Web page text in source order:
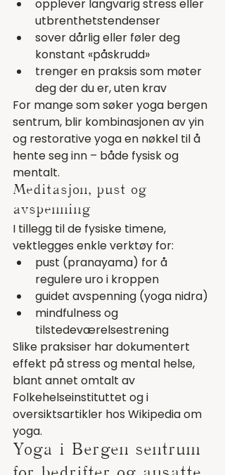
opplever langvarig stress eller
utbrenthetstendenser
sover dårlig eller føler deg
konstant «påskrudd»
trenger en praksis som møter
deg der du er, uten krav
For mange som søker yoga bergen
sentrum, blir kombinasjonen av yin
og restorative yoga en nøkkel til å
hente seg inn – både fysisk og
mentalt.
Meditasjon, pust og
avspenning
I tillegg til de fysiske timene,
vektlegges enkle verktøy for:
pust (pranayama) for å
regulere uro i kroppen
guidet avspenning (yoga nidra)
mindfulness og
tilstedeværelsestrening
Slike praksiser har dokumentert
effekt på stress og mental helse,
blant annet omtalt av
Folkehelseinstituttet og i
oversiktsartikler hos Wikipedia om
yoga.
Yoga i Bergen sentrum